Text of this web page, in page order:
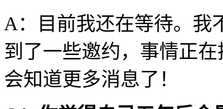
A：目前我还在等待。我
到了一些邀约，事情正
会知道更多消息了！